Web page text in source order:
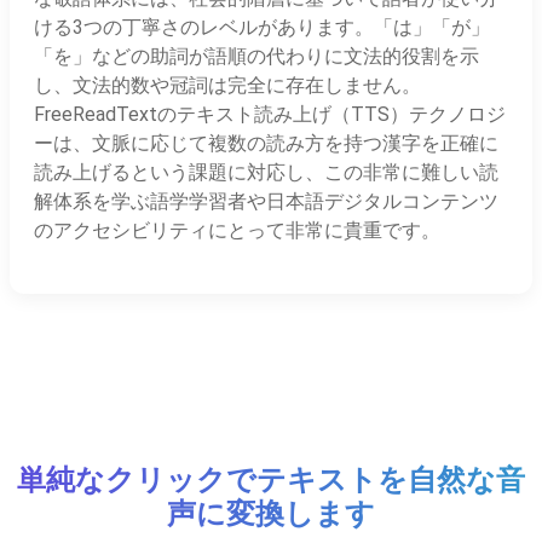
ける3つの丁寧さのレベルがあります。「は」「が」
「を」などの助詞が語順の代わりに文法的役割を示
し、文法的数や冠詞は完全に存在しません。
FreeReadTextのテキスト読み上げ（TTS）テクノロジ
ーは、文脈に応じて複数の読み方を持つ漢字を正確に
読み上げるという課題に対応し、この非常に難しい読
解体系を学ぶ語学学習者や日本語デジタルコンテンツ
のアクセシビリティにとって非常に貴重です。
単純なクリックでテキストを自然な音
声に変換します